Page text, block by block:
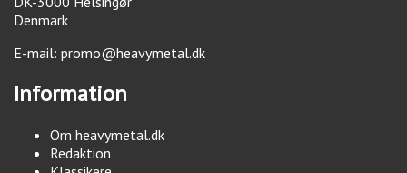
Denmark
E-mail: promo@heavymetal.dk
Information
Om heavymetal.dk
Redaktion